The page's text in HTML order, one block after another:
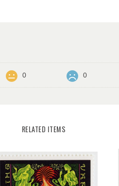
0 0
RELATED ITEMS